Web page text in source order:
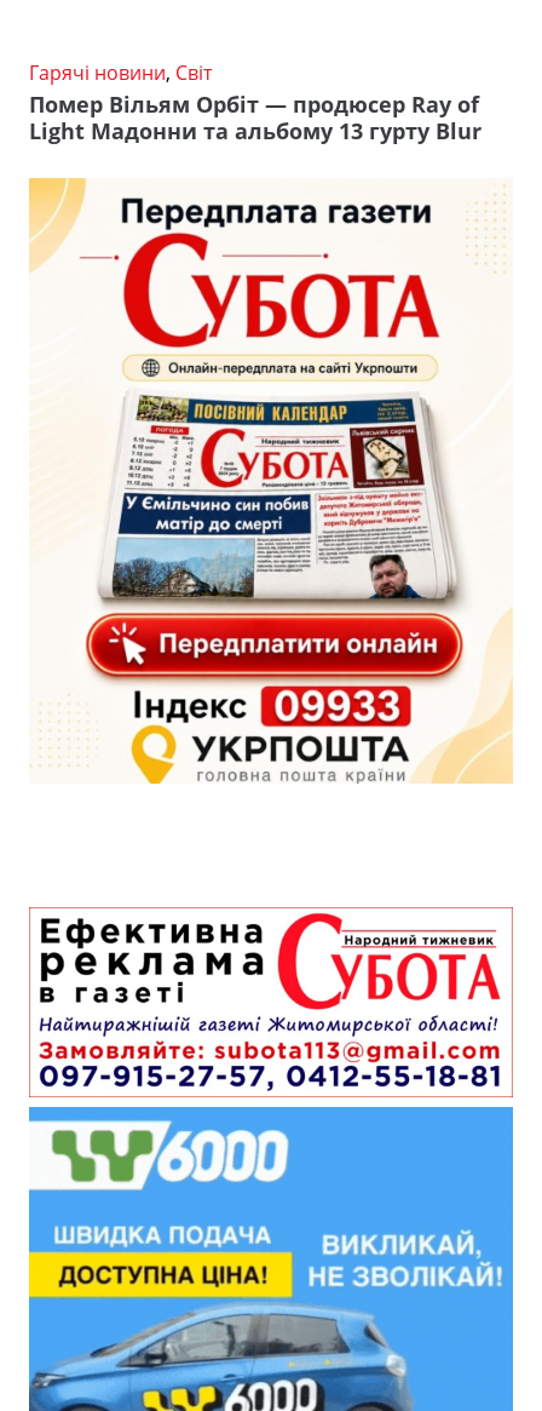
Гарячі новини, Світ
Помер Вільям Орбіт — продюсер Ray of
Light Мадонни та альбому 13 гурту Blur